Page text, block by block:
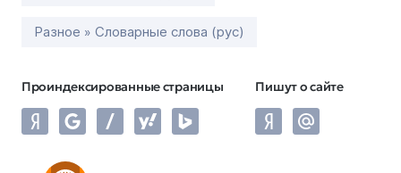
Разное » Словарные слова (рус)
Проиндексированные страницы Пишут о сайте